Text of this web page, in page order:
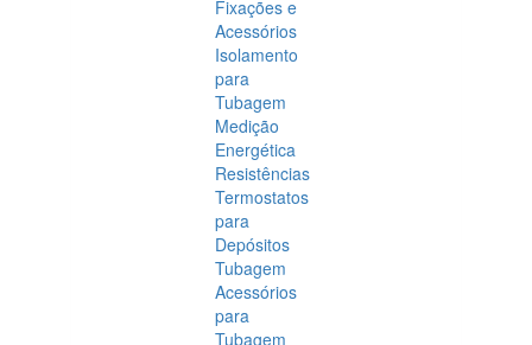
Fixações e
Acessórios
Isolamento
para
Tubagem
Medição
Energética
Resistências
Termostatos
para
Depósitos
Tubagem
Acessórios
para
Tubagem